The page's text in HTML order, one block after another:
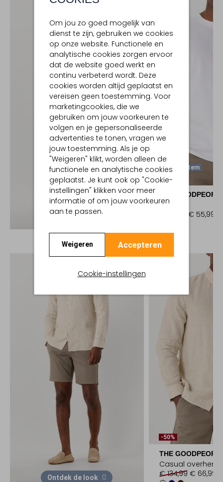
Om jou zo goed mogelijk van
dienst te zijn, gebruiken we cookies
op onze website. Functionele en
analytische cookies zorgen ervoor
dat de website goed werkt en
continu verbeterd wordt. Deze
cookies worden altijd geplaatst en
vereisen geen toestemming. Voor
marketingcookies, die we
gebruiken om jouw voorkeuren te
volgen en je gepersonaliseerde
advertenties te tonen, vragen we
jouw toestemming. Als je op
"Weigeren" klikt, worden alleen de
functionele en analytische cookies
geplaatst. Je kunt ook op "Cookie-
instellingen" klikken voor meer
informatie of om jouw voorkeuren
aan te passen.
Weigeren Accepteren
Cookie-instellingen
Ontdek de look
Laatste Item
-20%
THE
T-shirt
€ 55,99
Ontdek de look
-50%
THE
Casual
€ 134,99 € 66,99